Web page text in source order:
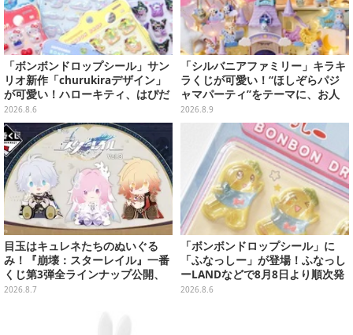
「ボンボンドロップシール」サン
リオ新作「churukiraデザイン」
が可愛い！ハローキティ、はぴだ
んぶいなど全8種類が順次展開
2026.8.6
「シルバニアファミリー」キラキ
ラくじが可愛い！“ほしぞらパジ
ャマパーティ”をテーマに、お人
形や建物がラインナップ
2026.8.9
目玉はキュレネたちのぬいぐる
み！『崩壊：スターレイル』一番
くじ第3弾全ラインナップ公開、
美麗ビジュアルのアクリルボード
2026.8.7
「ボンボンドロップシール」に
「ふなっしー」が登場！ふなっし
ーLANDなどで8月8日より順次発
売
2026.8.6